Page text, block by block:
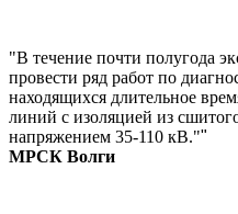
"В течение почти полугода
провести ряд работ по
находящихся длительное
линий с изоляцией из
напряжением 35-110 кВ.""
МРСК Волги